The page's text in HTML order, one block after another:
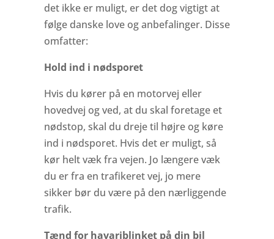
det ikke er muligt, er det dog vigtigt at
følge danske love og anbefalinger. Disse
omfatter:
Hold ind i nødsporet
Hvis du kører på en motorvej eller
hovedvej og ved, at du skal foretage et
nødstop, skal du dreje til højre og køre
ind i nødsporet. Hvis det er muligt, så
kør helt væk fra vejen. Jo længere væk
du er fra en trafikeret vej, jo mere
sikker bør du være på den nærliggende
trafik.
Tænd for havariblinket på din bil